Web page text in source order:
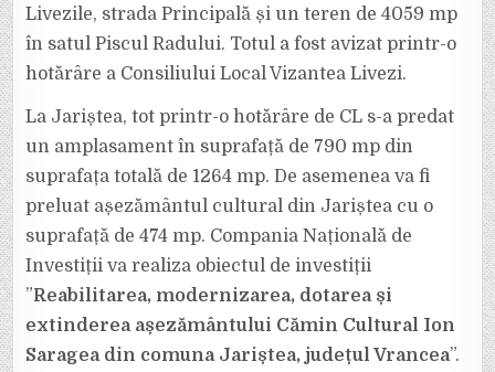
Livezile, strada Principală și un teren de 4059 mp
în satul Piscul Radului. Totul a fost avizat printr-o
hotărâre a Consiliului Local Vizantea Livezi.
La Jariștea, tot printr-o hotărâre de CL s-a predat
un amplasament în suprafață de 790 mp din
suprafața totală de 1264 mp. De asemenea va fi
preluat așezământul cultural din Jariștea cu o
suprafață de 474 mp. Compania Națională de
Investiții va realiza obiectul de investiții
”Reabilitarea, modernizarea, dotarea și
extinderea așezământului Cămin Cultural Ion
Saragea din comuna Jariștea, județul Vrancea”.